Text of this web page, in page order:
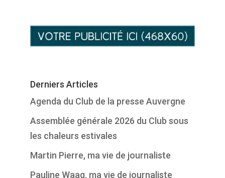
Derniers Articles
Agenda du Club de la presse Auvergne
Assemblée générale 2026 du Club sous
les chaleurs estivales
Martin Pierre, ma vie de journaliste
Pauline Waag, ma vie de journaliste